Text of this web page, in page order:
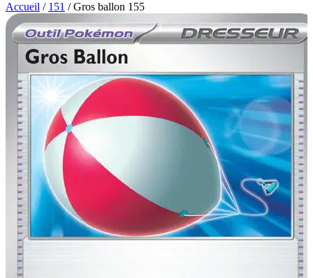
Accueil / 151 / Gros ballon 155